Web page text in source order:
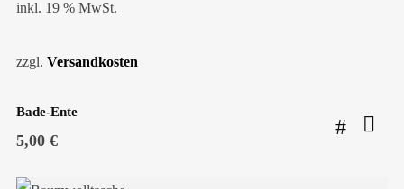
inkl. 19 % MwSt.
zzgl. Versandkosten
Bade-Ente
5,00 €